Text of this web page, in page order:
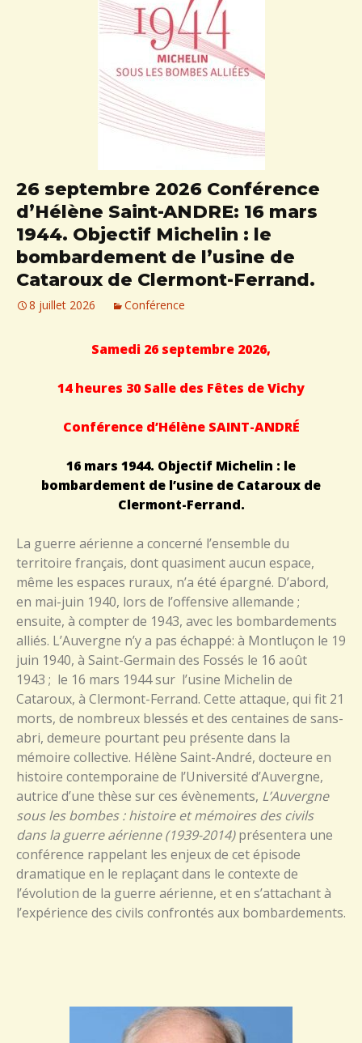
26 septembre 2026 Conférence
d’Hélène Saint-ANDRE: 16 mars
1944. Objectif Michelin : le
bombardement de l’usine de
Cataroux de Clermont-Ferrand.
8 juillet 2026 Conférence
Samedi 26 septembre 2026,
14 heures 30 Salle des Fêtes de Vichy
Conférence d’Hélène SAINT-ANDRÉ
16 mars 1944. Objectif Michelin : le
bombardement de l’usine de Cataroux de
Clermont-Ferrand.
La guerre aérienne a concerné l’ensemble du
territoire français, dont quasiment aucun espace,
même les espaces ruraux, n’a été épargné. D’abord,
en mai-juin 1940, lors de l’offensive allemande ;
ensuite, à compter de 1943, avec les bombardements
alliés. L’Auvergne n’y a pas échappé: à Montluçon le 19
juin 1940, à Saint-Germain des Fossés le 16 août
1943 ; le 16 mars 1944 sur l’usine Michelin de
Cataroux, à Clermont-Ferrand. Cette attaque, qui fit 21
morts, de nombreux blessés et des centaines de sans-
abri, demeure pourtant peu présente dans la
mémoire collective. Hélène Saint-André, docteure en
histoire contemporaine de l’Université d’Auvergne,
autrice d’une thèse sur ces évènements, L’Auvergne
sous les bombes : histoire et mémoires des civils
dans la guerre aérienne (1939-2014)présentera une
conférence rappelant les enjeux de cet épisode
dramatique en le replaçant dans le contexte de
l’évolution de la guerre aérienne, et en s’attachant à
l’expérience des civils confrontés aux bombardements.